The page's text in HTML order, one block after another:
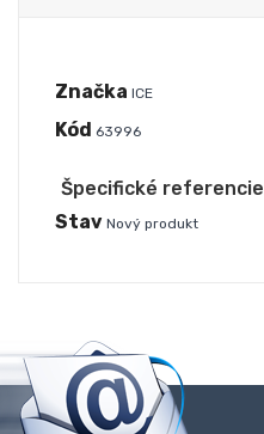
Značka ICE
Kód 63996
Špecifické referencie
Stav Nový produkt